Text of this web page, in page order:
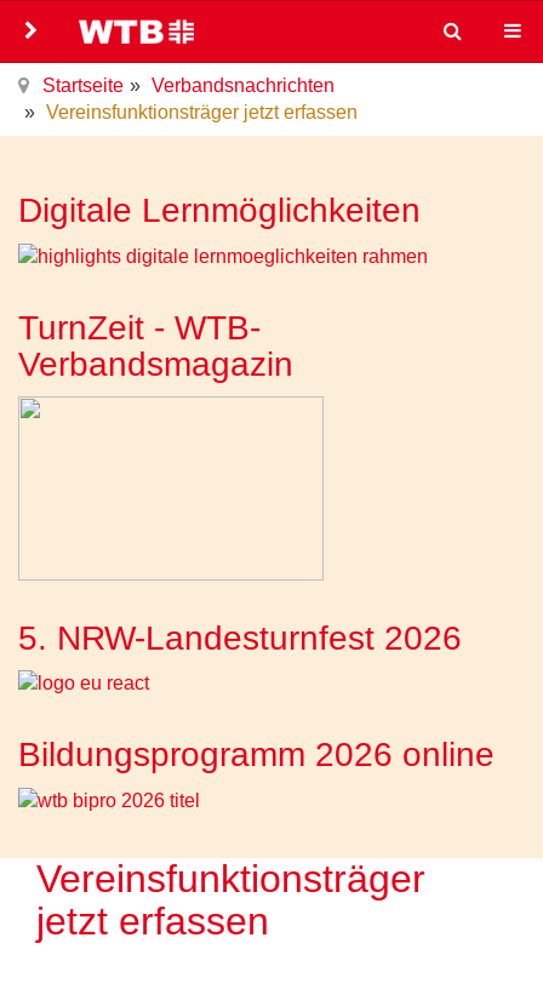
Startseite
Verbandsnachrichten
Vereinsfunktionsträger jetzt erfassen
Digitale Lernmöglichkeiten
TurnZeit - WTB-
Verbandsmagazin
5. NRW-Landesturnfest 2026
Bildungsprogramm 2026 online
Vereinsfunktionsträger
jetzt erfassen